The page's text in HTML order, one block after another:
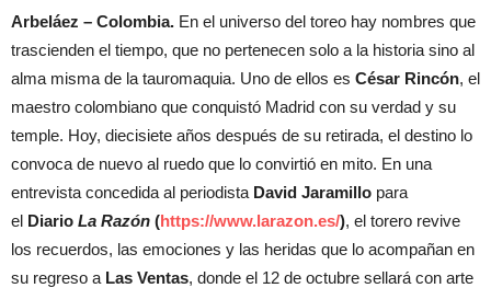
Arbeláez – Colombia. En el universo del toreo hay nombres que
trascienden el tiempo, que no pertenecen solo a la historia sino al
alma misma de la tauromaquia. Uno de ellos es César Rincón, el
maestro colombiano que conquistó Madrid con su verdad y su
temple. Hoy, diecisiete años después de su retirada, el destino lo
convoca de nuevo al ruedo que lo convirtió en mito. En una
entrevista concedida al periodista David Jaramillo para
el Diario La Razón (https://www.larazon.es/), el torero revive
los recuerdos, las emociones y las heridas que lo acompañan en
su regreso a Las Ventas, donde el 12 de octubre sellará con arte